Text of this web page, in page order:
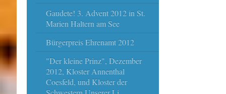
Gaudete! 3. Advent 2012 in St.
Marien Haltern am See
Bürgerpreis Ehrenamt 2012
"Der kleine Prinz", Dezember
2012, Kloster Annenthal
Coesfeld, und Kloster der